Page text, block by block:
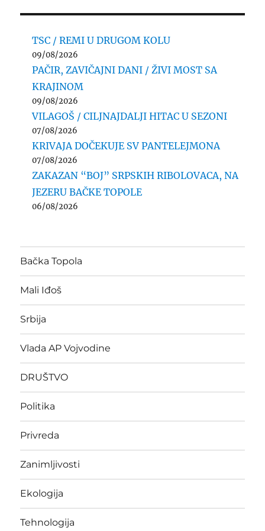
TSC / REMI U DRUGOM KOLU
09/08/2026
PAČIR, ZAVIČAJNI DANI / ŽIVI MOST SA
KRAJINOM
09/08/2026
VILAGOŠ / CILJNAJDALJI HITAC U SEZONI
07/08/2026
KRIVAJA DOČEKUJE SV PANTELEJMONA
07/08/2026
ZAKAZAN “BOJ” SRPSKIH RIBOLOVACA, NA
JEZERU BAČKE TOPOLE
06/08/2026
Bačka Topola
Mali Iđoš
Srbija
Vlada AP Vojvodine
DRUŠTVO
Politika
Privreda
Zanimljivosti
Ekologija
Tehnologija